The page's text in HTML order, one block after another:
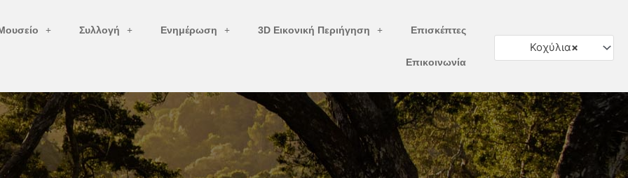
Συλλογή Ενημέρωση 3D Εικονική Περιήγηση Επισκέπτες
Επικοινωνία
×
Κοχύλια